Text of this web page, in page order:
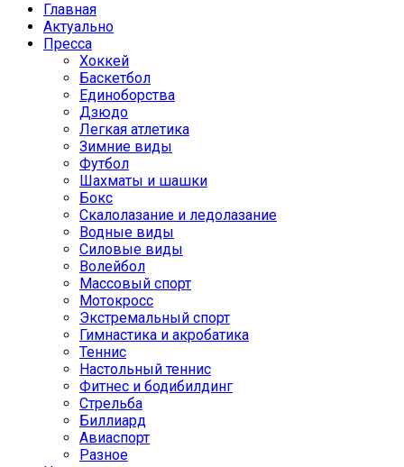
Главная
Актуально
Пресса
Хоккей
Баскетбол
Единоборства
Дзюдо
Легкая атлетика
Зимние виды
Футбол
Шахматы и шашки
Бокс
Скалолазание и ледолазание
Водные виды
Силовые виды
Волейбол
Массовый спорт
Мотокросс
Экстремальный спорт
Гимнастика и акробатика
Теннис
Настольный теннис
Фитнес и бодибилдинг
Стрельба
Биллиард
Авиаспорт
Разное